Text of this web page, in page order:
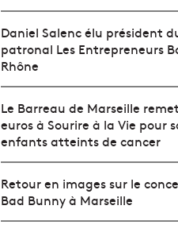
Daniel Salenc élu président
patronal Les Entrepreneurs
Rhône
Le Barreau de Marseille
euros à Sourire à la Vie pour
enfants atteints de cancer
Retour en images sur le
Bad Bunny à Marseille